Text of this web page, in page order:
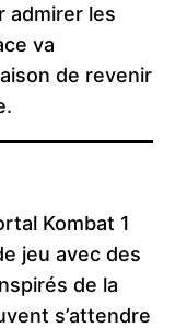
admirer les
va
de revenir
Kombat 1
jeu avec des
de la
s’attendre